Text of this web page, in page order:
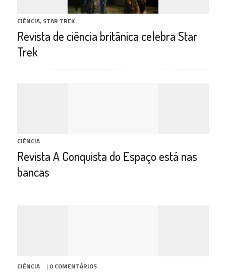
CIÊNCIA, STAR TREK
Revista de ciência britânica celebra Star
Trek
CIÊNCIA
Revista A Conquista do Espaço está nas
bancas
CIÊNCIA | 0 COMENTÁRIOS